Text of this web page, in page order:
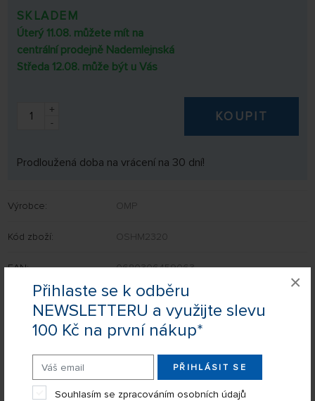
Přihlaste se k odběru
NEWSLETTERU a využijte slevu
100 Kč na první nákup*
PŘIHLÁSIT SE
Souhlasím se zpracováním osobních údajů
×
SKLADEM
Úterý 11.08. můžete mít na
centrální prodejně Nademlejnská
Středa 12.08. může být u Vás
+
-
KOUPIT
Prodloužená doba na vrácení na 30 dní!
Výrobce: OMP
Kód zboží: OSHM2320
EAN: 0680306459063
Nevíte si rady s výběrem? Nejsou Vám některé parametry jasné?
Napište nám Váš dotaz a my Vás s odpovědí kontaktujeme.
POSLAT DOTAZ